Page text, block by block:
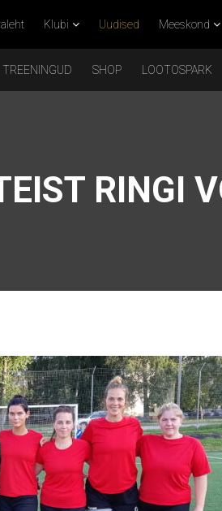
Klubi Uudised Meeskond
TREENINGUD SHOP LOOTOSPARK
RINGI